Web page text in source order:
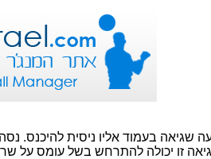
שגיאה בעמוד אליו ניסית להיכנס.
זו יכולה להתרחש בשל עומס על